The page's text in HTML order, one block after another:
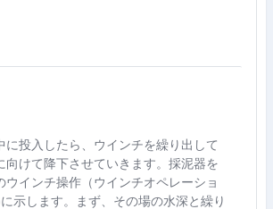
投入したら、ウインチを繰り出して
向けて降下させていきます。採泥器を
ウインチ操作（ウインチオペレーショ
に示します。まず、その場の水深と繰り